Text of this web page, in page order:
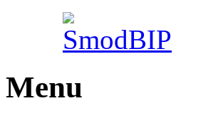
Menu